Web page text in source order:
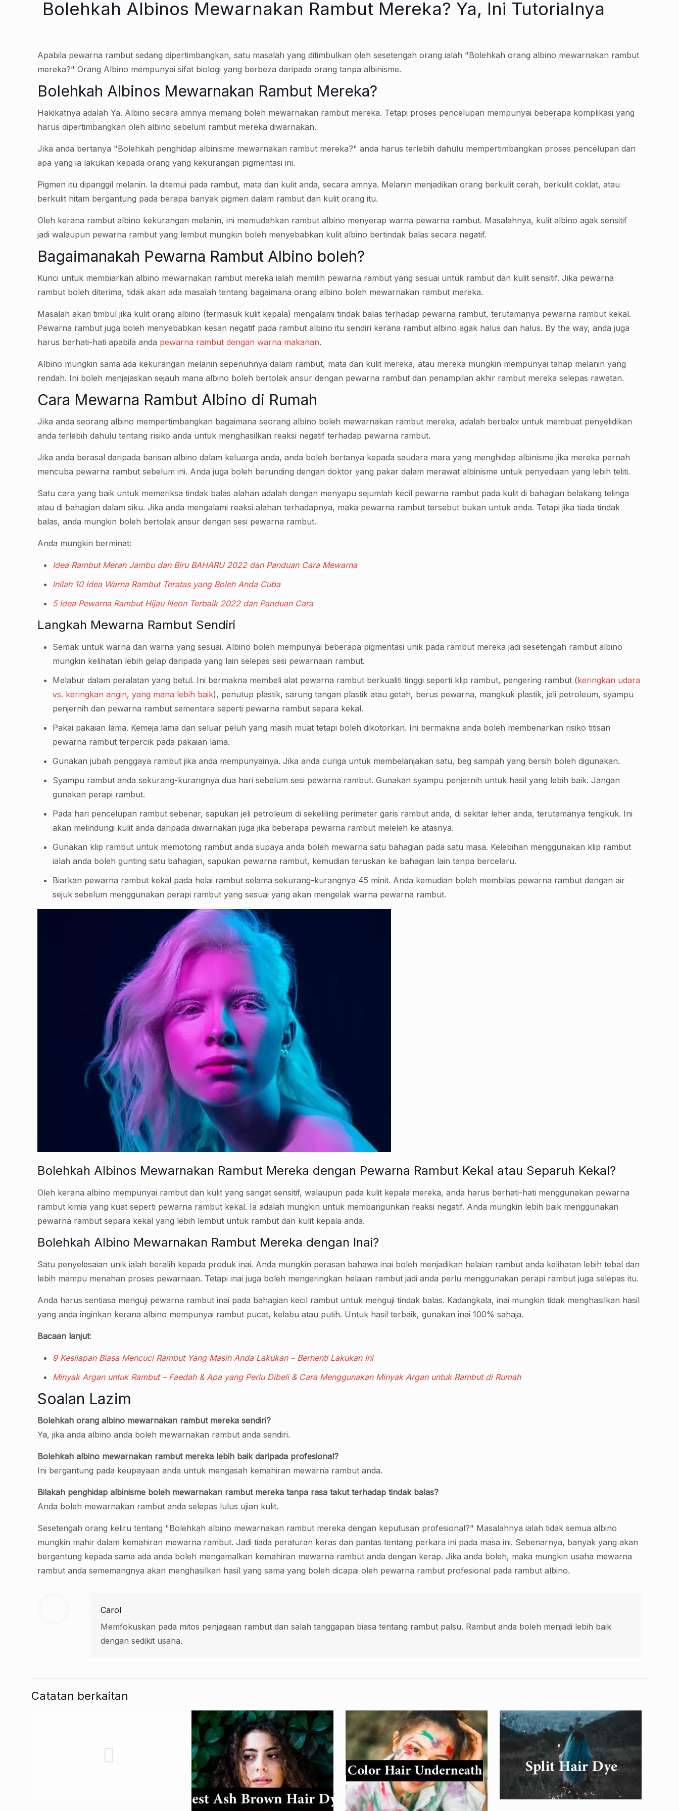
Bolehkah Albinos Mewarnakan Rambut Mereka? Ya, Ini Tutorialnya
Apabila pewarna rambut sedang dipertimbangkan, satu masalah yang ditimbulkan oleh sesetengah orang ialah "Bolehkah orang albino mewarnakan rambut
mereka?" Orang Albino mempunyai sifat biologi yang berbeza daripada orang tanpa albinisme.
Bolehkah Albinos Mewarnakan Rambut Mereka?
Hakikatnya adalah Ya. Albino secara amnya memang boleh mewarnakan rambut mereka. Tetapi proses pencelupan mempunyai beberapa komplikasi yang
harus dipertimbangkan oleh albino sebelum rambut mereka diwarnakan.
Jika anda bertanya "Bolehkah penghidap albinisme mewarnakan rambut mereka?" anda harus terlebih dahulu mempertimbangkan proses pencelupan dan
apa yang ia lakukan kepada orang yang kekurangan pigmentasi ini.
Pigmen itu dipanggil melanin. Ia ditemui pada rambut, mata dan kulit anda, secara amnya. Melanin menjadikan orang berkulit cerah, berkulit coklat, atau
berkulit hitam bergantung pada berapa banyak pigmen dalam rambut dan kulit orang itu.
Oleh kerana rambut albino kekurangan melanin, ini memudahkan rambut albino menyerap warna pewarna rambut. Masalahnya, kulit albino agak sensitif
jadi walaupun pewarna rambut yang lembut mungkin boleh menyebabkan kulit albino bertindak balas secara negatif.
Bagaimanakah Pewarna Rambut Albino boleh?
Kunci untuk membiarkan albino mewarnakan rambut mereka ialah memilih pewarna rambut yang sesuai untuk rambut dan kulit sensitif. Jika pewarna
rambut boleh diterima, tidak akan ada masalah tentang bagaimana orang albino boleh mewarnakan rambut mereka.
Masalah akan timbul jika kulit orang albino (termasuk kulit kepala) mengalami tindak balas terhadap pewarna rambut, terutamanya pewarna rambut kekal.
Pewarna rambut juga boleh menyebabkan kesan negatif pada rambut albino itu sendiri kerana rambut albino agak halus dan halus. By the way, anda juga
harus berhati-hati apabila anda pewarna rambut dengan warna makanan.
Albino mungkin sama ada kekurangan melanin sepenuhnya dalam rambut, mata dan kulit mereka, atau mereka mungkin mempunyai tahap melanin yang
rendah. Ini boleh menjejaskan sejauh mana albino boleh bertolak ansur dengan pewarna rambut dan penampilan akhir rambut mereka selepas rawatan.
Cara Mewarna Rambut Albino di Rumah
Jika anda seorang albino mempertimbangkan bagaimana seorang albino boleh mewarnakan rambut mereka, adalah berbaloi untuk membuat penyelidikan
anda terlebih dahulu tentang risiko anda untuk menghasilkan reaksi negatif terhadap pewarna rambut.
Jika anda berasal daripada barisan albino dalam keluarga anda, anda boleh bertanya kepada saudara mara yang menghidap albinisme jika mereka pernah
mencuba pewarna rambut sebelum ini. Anda juga boleh berunding dengan doktor yang pakar dalam merawat albinisme untuk penyediaan yang lebih teliti.
Satu cara yang baik untuk memeriksa tindak balas alahan adalah dengan menyapu sejumlah kecil pewarna rambut pada kulit di bahagian belakang telinga
atau di bahagian dalam siku. Jika anda mengalami reaksi alahan terhadapnya, maka pewarna rambut tersebut bukan untuk anda. Tetapi jika tiada tindak
balas, anda mungkin boleh bertolak ansur dengan sesi pewarna rambut.
Anda mungkin berminat:
Idea Rambut Merah Jambu dan Biru BAHARU 2022 dan Panduan Cara Mewarna
Inilah 10 Idea Warna Rambut Teratas yang Boleh Anda Cuba
5 Idea Pewarna Rambut Hijau Neon Terbaik 2022 dan Panduan Cara
Langkah Mewarna Rambut Sendiri
Semak untuk warna dan warna yang sesuai. Albino boleh mempunyai beberapa pigmentasi unik pada rambut mereka jadi sesetengah rambut albino
mungkin kelihatan lebih gelap daripada yang lain selepas sesi pewarnaan rambut.
Melabur dalam peralatan yang betul. Ini bermakna membeli alat pewarna rambut berkualiti tinggi seperti klip rambut, pengering rambut (keringkan udara
vs. keringkan angin, yang mana lebih baik), penutup plastik, sarung tangan plastik atau getah, berus pewarna, mangkuk plastik, jeli petroleum, syampu
penjernih dan pewarna rambut sementara seperti pewarna rambut separa kekal.
Pakai pakaian lama. Kemeja lama dan seluar peluh yang masih muat tetapi boleh dikotorkan. Ini bermakna anda boleh membenarkan risiko titisan
pewarna rambut terpercik pada pakaian lama.
Gunakan jubah penggaya rambut jika anda mempunyainya. Jika anda curiga untuk membelanjakan satu, beg sampah yang bersih boleh digunakan.
Syampu rambut anda sekurang-kurangnya dua hari sebelum sesi pewarna rambut. Gunakan syampu penjernih untuk hasil yang lebih baik. Jangan
gunakan perapi rambut.
Pada hari pencelupan rambut sebenar, sapukan jeli petroleum di sekeliling perimeter garis rambut anda, di sekitar leher anda, terutamanya tengkuk. Ini
akan melindungi kulit anda daripada diwarnakan juga jika beberapa pewarna rambut meleleh ke atasnya.
Gunakan klip rambut untuk memotong rambut anda supaya anda boleh mewarna satu bahagian pada satu masa. Kelebihan menggunakan klip rambut
ialah anda boleh gunting satu bahagian, sapukan pewarna rambut, kemudian teruskan ke bahagian lain tanpa bercelaru.
Biarkan pewarna rambut kekal pada helai rambut selama sekurang-kurangnya 45 minit. Anda kemudian boleh membilas pewarna rambut dengan air
sejuk sebelum menggunakan perapi rambut yang sesuai yang akan mengelak warna pewarna rambut.
Bolehkah Albinos Mewarnakan Rambut Mereka dengan Pewarna Rambut Kekal atau Separuh Kekal?
Oleh kerana albino mempunyai rambut dan kulit yang sangat sensitif, walaupun pada kulit kepala mereka, anda harus berhati-hati menggunakan pewarna
rambut kimia yang kuat seperti pewarna rambut kekal. Ia adalah mungkin untuk membangunkan reaksi negatif. Anda mungkin lebih baik menggunakan
pewarna rambut separa kekal yang lebih lembut untuk rambut dan kulit kepala anda.
Bolehkah Albino Mewarnakan Rambut Mereka dengan Inai?
Satu penyelesaian unik ialah beralih kepada produk inai. Anda mungkin perasan bahawa inai boleh menjadikan helaian rambut anda kelihatan lebih tebal dan
lebih mampu menahan proses pewarnaan. Tetapi inai juga boleh mengeringkan helaian rambut jadi anda perlu menggunakan perapi rambut juga selepas itu.
Anda harus sentiasa menguji pewarna rambut inai pada bahagian kecil rambut untuk menguji tindak balas. Kadangkala, inai mungkin tidak menghasilkan hasil
yang anda inginkan kerana albino mempunyai rambut pucat, kelabu atau putih. Untuk hasil terbaik, gunakan inai 100% sahaja.
Bacaan lanjut:
9 Kesilapan Biasa Mencuci Rambut Yang Masih Anda Lakukan – Berhenti Lakukan Ini
Minyak Argan untuk Rambut – Faedah & Apa yang Perlu Dibeli & Cara Menggunakan Minyak Argan untuk Rambut di Rumah
Soalan Lazim
Bolehkah orang albino mewarnakan rambut mereka sendiri?
Ya, jika anda albino anda boleh mewarnakan rambut anda sendiri.
Bolehkah albino mewarnakan rambut mereka lebih baik daripada profesional?
Ini bergantung pada keupayaan anda untuk mengasah kemahiran mewarna rambut anda.
Bilakah penghidap albinisme boleh mewarnakan rambut mereka tanpa rasa takut terhadap tindak balas?
Anda boleh mewarnakan rambut anda selepas lulus ujian kulit.
Sesetengah orang keliru tentang "Bolehkah albino mewarnakan rambut mereka dengan keputusan profesional?" Masalahnya ialah tidak semua albino
mungkin mahir dalam kemahiran mewarna rambut. Jadi tiada peraturan keras dan pantas tentang perkara ini pada masa ini. Sebenarnya, banyak yang akan
bergantung kepada sama ada anda boleh mengamalkan kemahiran mewarna rambut anda dengan kerap. Jika anda boleh, maka mungkin usaha mewarna
rambut anda sememangnya akan menghasilkan hasil yang sama yang boleh dicapai oleh pewarna rambut profesional pada rambut albino.
Carol
Memfokuskan pada mitos penjagaan rambut dan salah tanggapan biasa tentang rambut palsu. Rambut anda boleh menjadi lebih baik
dengan sedikit usaha.
Catatan berkaitan